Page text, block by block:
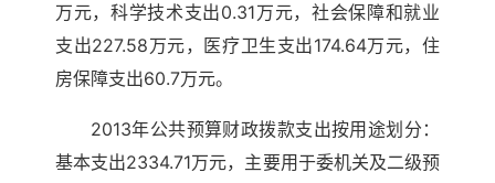
万元，科学技术支出0.31万元，社会保障和就业
支出227.58万元，医疗卫生支出174.64万元，住
房保障支出60.7万元。
2013年公共预算财政拨款支出按用途划分：
基本支出2334.71万元，主要用于委机关及二级预